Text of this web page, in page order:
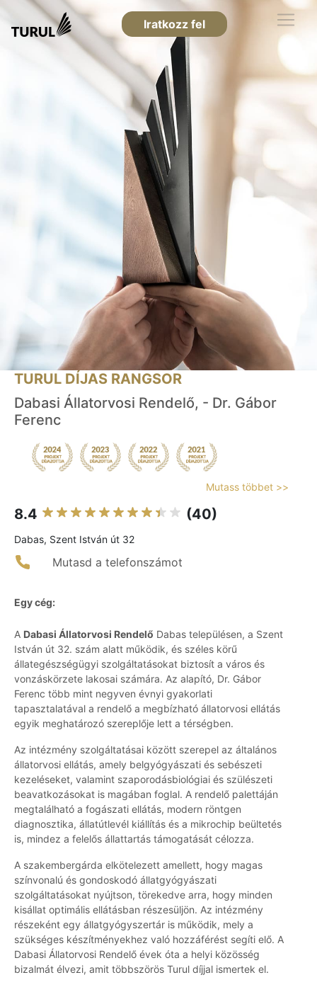
Iratkozz fel
TURUL DÍJAS RANGSOR
Dabasi Állatorvosi Rendelő, - Dr. Gábor
Ferenc
Mutass többet >>
8.4 (40)
Dabas, Szent István út 32
Mutasd a telefonszámot
Egy cég:
A Dabasi Állatorvosi Rendelő Dabas településen, a Szent
István út 32. szám alatt működik, és széles körű
állategészségügyi szolgáltatásokat biztosít a város és
vonzáskörzete lakosai számára. Az alapító, Dr. Gábor
Ferenc több mint negyven évnyi gyakorlati
tapasztalatával a rendelő a megbízható állatorvosi ellátás
egyik meghatározó szereplője lett a térségben.
Az intézmény szolgáltatásai között szerepel az általános
állatorvosi ellátás, amely belgyógyászati és sebészeti
kezeléseket, valamint szaporodásbiológiai és szülészeti
beavatkozásokat is magában foglal. A rendelő palettáján
megtalálható a fogászati ellátás, modern röntgen
diagnosztika, állatútlevél kiállítás és a mikrochip beültetés
is, mindez a felelős állattartás támogatását célozza.
A szakembergárda elkötelezett amellett, hogy magas
színvonalú és gondoskodó állatgyógyászati
szolgáltatásokat nyújtson, törekedve arra, hogy minden
kisállat optimális ellátásban részesüljön. Az intézmény
részeként egy állatgyógyszertár is működik, mely a
szükséges készítményekhez való hozzáférést segíti elő. A
Dabasi Állatorvosi Rendelő évek óta a helyi közösség
bizalmát élvezi, amit többszörös Turul díjjal ismertek el.